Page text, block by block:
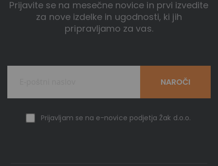
Prijavite se na mesečne novice in prvi izvedite
za nove izdelke in ugodnosti, ki jih
pripravljamo za vas.
Prijavljam se na e-novice podjetja Žak d.o.o.
NAROČI